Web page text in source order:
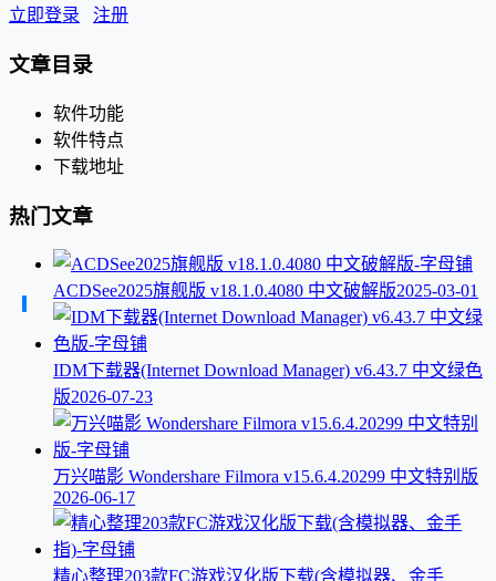
立即登录 注册
文章目录
软件功能
软件特点
下载地址
热门文章
ACDSee2025旗舰版 v18.1.0.4080 中文破解版2025-03-01
IDM下载器(Internet Download Manager) v6.43.7 中文绿色
版2026-07-23
万兴喵影 Wondershare Filmora v15.6.4.20299 中文特别版
2026-06-17
精心整理203款FC游戏汉化版下载(含模拟器、金手